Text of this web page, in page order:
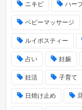
ニキビ ハー
ベビーマッサージ
ルイボスティー
占い 妊娠
妊活 子育て
日焼け止め